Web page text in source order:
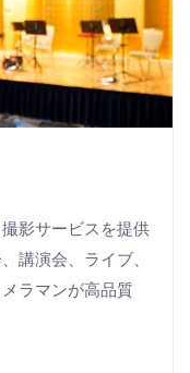
影サービスを提供
講演会、ライブ、
ラマンが高品質